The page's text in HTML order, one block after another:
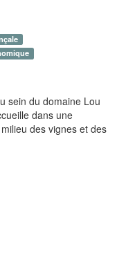
sein du domaine Lou
dans une
des vignes et des